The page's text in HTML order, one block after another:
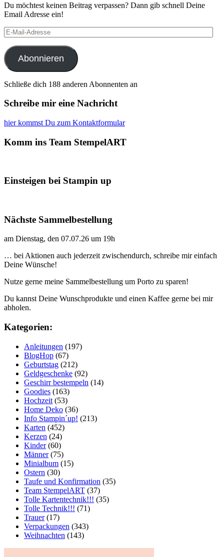
Du möchtest keinen Beitrag verpassen? Dann gib schnell Deine
Email Adresse ein!
E-
Mail-
Adresse
Abonnieren
Schließe dich 188 anderen Abonnenten an
Schreibe mir eine Nachricht
hier kommst Du zum Kontaktformular
Komm ins Team StempelART
Einsteigen bei Stampin up
Nächste Sammelbestellung
am Dienstag, den 07.07.26 um 19h
… bei Aktionen auch jederzeit zwischendurch, schreibe mir einfach
Deine Wünsche!
Nutze gerne meine Sammelbestellung um Porto zu sparen!
Du kannst Deine Wunschprodukte und einen Kaffee gerne bei mir
abholen.
Kategorien:
Anleitungen (197)
BlogHop (67)
Geburtstag (212)
Geldgeschenke (92)
Geschirr bestempeln (14)
Goodies (163)
Hochzeit (53)
Home Deko (36)
Info Stampin´up! (213)
Karten (452)
Kerzen (24)
Kinder(60)
Männer(75)
Minialbum (15)
Ostern (30)
Taufe und Konfirmation (35)
Team StempelART (37)
Tolle Kartentechnik!!! (35)
Tolle Technik!!! (71)
Trauer(17)
Verpackungen (343)
Weihnachten (143)